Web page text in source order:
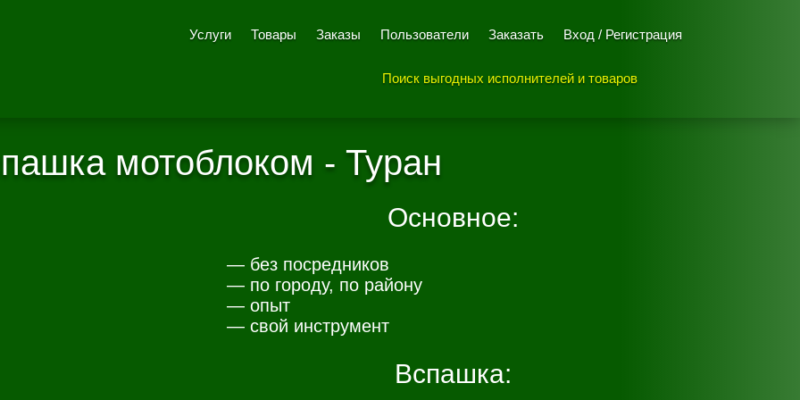
Услуги Товары Заказы Пользователи Заказать Вход / Регистрация
Поиск выгодных исполнителей и товаров
мотоблоком - Туран
Основное:
— без посредников
— по городу, по району
— опыт
— свой инструмент
Вспашка: